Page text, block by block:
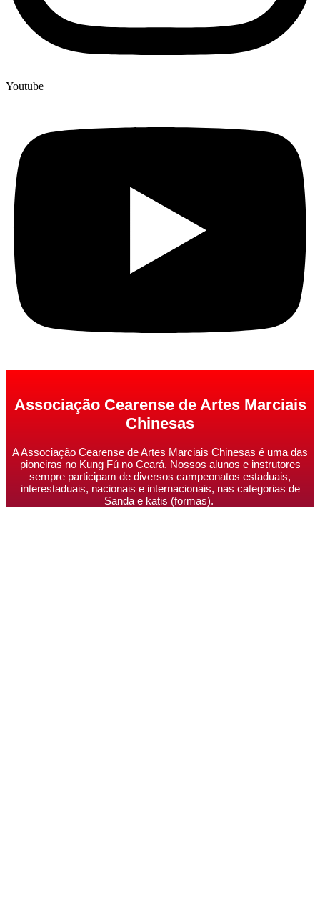
Youtube
Associação Cearense de Artes Marciais
Chinesas
A Associação Cearense de Artes Marciais Chinesas é uma das
pioneiras no Kung Fú no Ceará. Nossos alunos e instrutores
sempre participam de diversos campeonatos estaduais,
interestaduais, nacionais e internacionais, nas categorias de
Sanda e katis (formas).